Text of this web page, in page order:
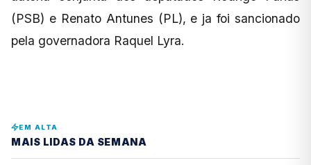
(PSB) e Renato Antunes (PL), e ja foi sancionado
pela governadora Raquel Lyra.
EM ALTA
MAIS LIDAS DA SEMANA